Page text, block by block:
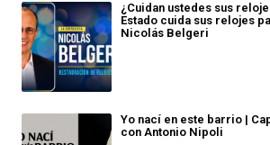
¿Cuidan ustedes sus
Estado cuida sus relojes
Nicolás Belgeri
Yo nací en este barrio |
con Antonio Nipoli